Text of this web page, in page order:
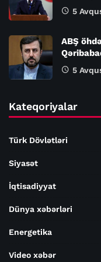
5
ABŞ
5
Kateqoriyalar
Türk Dövlətləri
Siyasət
İqtisadiyyat
Dünya xəbərləri
Energetika
Video xəbər